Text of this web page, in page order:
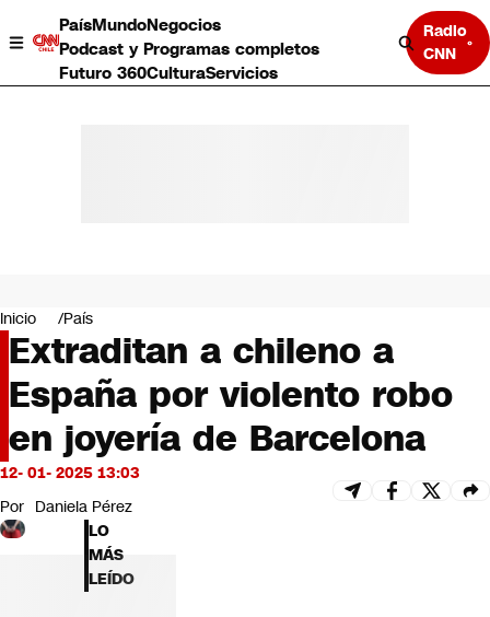
PaísMundoNegocios
Podcast y Programas completos
Futuro 360CulturaServicios
Radio
CNN
Negocios
Deportes
Programas completos
Cultura
Servicios
Bits
CNN Data
CNN tiempo
Futuro 360
Opinión
Inicio País
Extraditan a chileno a
España por violento robo
en joyería de Barcelona
12- 01- 2025 13:03
Por Daniela Pérez
LO
MÁS
LEÍDO